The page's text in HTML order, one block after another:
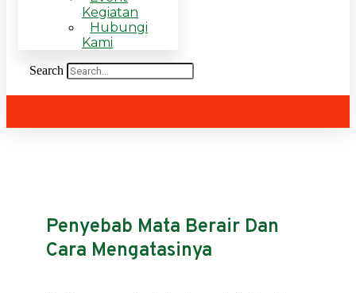
Kegiatan
Hubungi
Kami
Search
Penyebab Mata Berair Dan
Cara Mengatasinya